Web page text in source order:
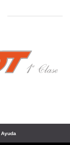
❯
Ayuda